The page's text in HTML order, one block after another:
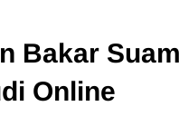
Bakar
Online